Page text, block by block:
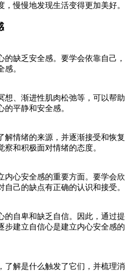
慢慢地发现生活变得更加美好。
缺乏安全感。要学会依靠自己，
。
想、渐进性肌肉松弛等，可以帮助
平静和安全感。
解情绪的来源，并逐渐接受和恢复
和积极面对情绪的态度。
内心安全感的重要方面。要学会欣
己的缺点有正确的认识和接受。
的自卑和缺乏自信。因此，通过提
步建立自信心是建立内心安全感的
了解是什么触发了它们，并梳理消